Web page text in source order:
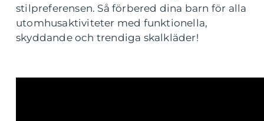
stilpreferensen. Så förbered dina barn för alla
utomhusaktiviteter med funktionella,
skyddande och trendiga skalkläder!